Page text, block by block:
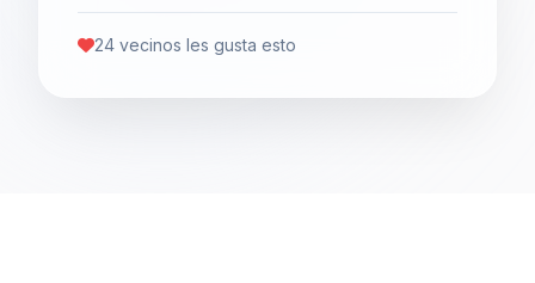
24 vecinos les gusta esto